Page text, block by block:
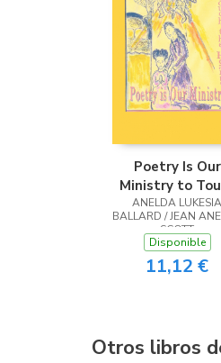
Poetry Is Our
Ministry to
the Heart
ANELDA LUKESIA
BALLARD / JEAN
SCOTT
Disponible
11,12 €
Otros libros